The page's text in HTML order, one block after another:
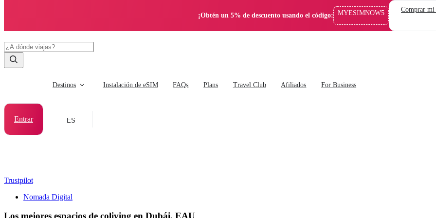
¡Obtén un 5% de descuento usando el código: MYESIMNOW5 Comprar
Destinos Instalación de eSIM FAQs Plans Travel Club Afiliados For Business
Entrar ES
Trustpilot
Nomada Digital
Los mejores espacios de coliving en Dubái, EAU